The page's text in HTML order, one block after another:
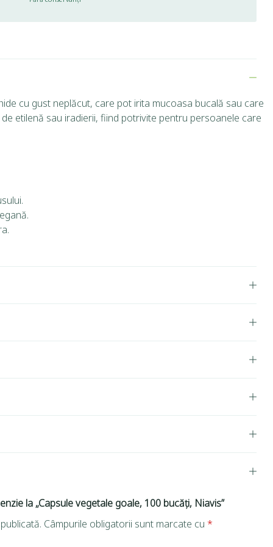
cu gust neplăcut, care pot irita mucoasa bucală sau care
etilenă sau iradierii, fiind potrivite pentru persoanele care
la „Capsule vegetale goale, 100 bucăți, Niavis”
Câmpurile obligatorii sunt marcate cu *